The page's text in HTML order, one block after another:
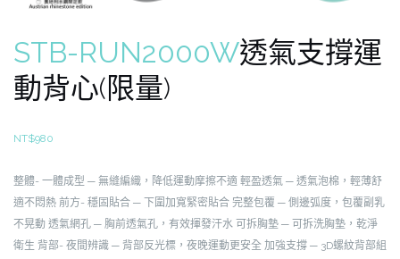
STB-RUN2000W透氣支撐運
動背心(限量)
NT$980
整體- 一體成型 ─ 無縫編織，降低運動摩擦不適 輕盈透氣 ─ 透氣泡棉，輕薄舒
適不悶熱 前方- 穩固貼合 ─ 下圍加寬緊密貼合 完整包覆 ─ 側邊弧度，包覆副乳
不晃動 透氣網孔 ─ 胸前透氣孔，有效揮發汗水 可拆胸墊 ─ 可拆洗胸墊，乾淨
衛生 背部- 夜間辨識 ─ 背部反光標，夜晚運動更安全 加強支撐 ─ 3D螺紋背部組